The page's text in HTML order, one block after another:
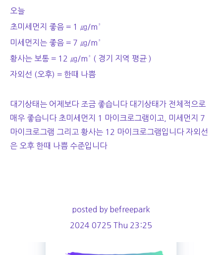
오늘
초미세먼지 좋음 = 1 ㎍/m³
미세먼지는 좋음 = 7 ㎍/m³
황사는 보통 = 12 ㎍/m³ ( 경기 지역 평균 )
자외선 (오후) = 한때 나쁨
대기상태는 어제보다 조금 좋습니다 대기상태가 전체적으로
매우 좋습니다 초미세먼지 1 마이크로그램이고, 미세먼지 7
마이크로그램 그리고 황사는 12 마이크로그램입니다 자외선
은 오후 한때 나쁨 수준입니다
posted by befreepark
2024 0725 Thu 23:25